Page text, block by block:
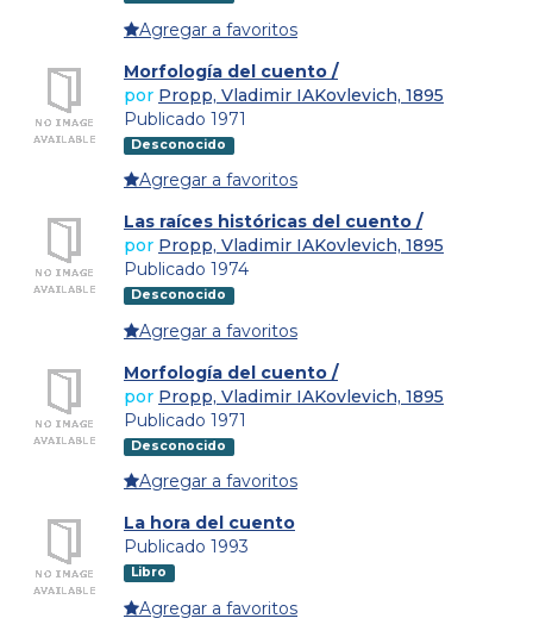
Agregar a favoritos
Morfología del cuento /
por Propp, Vladimir IAKovlevich, 1895
Publicado 1971
Desconocido
Agregar a favoritos
Las raíces históricas del cuento /
por Propp, Vladimir IAKovlevich, 1895
Publicado 1974
Desconocido
Agregar a favoritos
Morfología del cuento /
por Propp, Vladimir IAKovlevich, 1895
Publicado 1971
Desconocido
Agregar a favoritos
La hora del cuento
Publicado 1993
Libro
Agregar a favoritos